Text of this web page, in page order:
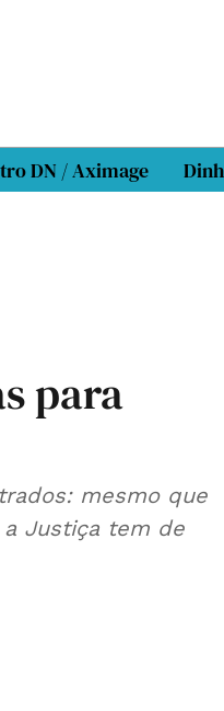
DN / Aximage
para
mesmo que
Justiça tem de